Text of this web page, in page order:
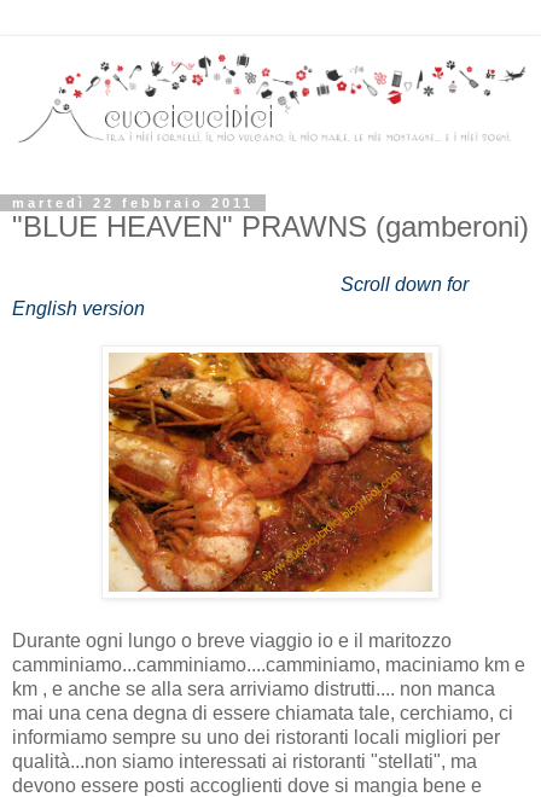
martedì 22 febbraio 2011
"BLUE HEAVEN" PRAWNS (gamberoni)
Scroll down for
English version
Durante ogni lungo o breve viaggio io e il maritozzo
camminiamo...camminiamo....camminiamo, maciniamo km e
km , e anche se alla sera arriviamo distrutti.... non manca
mai una cena degna di essere chiamata tale, cerchiamo, ci
informiamo sempre su uno dei ristoranti locali migliori per
qualità...non siamo interessati ai ristoranti "stellati", ma
devono essere posti accoglienti dove si mangia bene e